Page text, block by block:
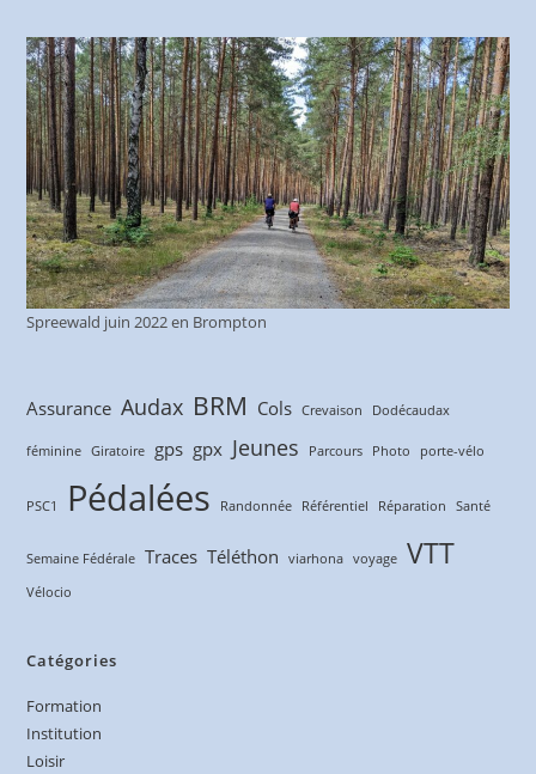
Spreewald juin 2022 en Brompton
Assurance Audax BRM Cols Crevaison Dodécaudax
féminine Giratoire gps gpx Jeunes Parcours Photo porte-vélo
PSC1 Pédalées Randonnée Référentiel Réparation Santé
Semaine Fédérale Traces Téléthon viarhona voyage VTT
Vélocio
Catégories
Formation
Institution
Loisir